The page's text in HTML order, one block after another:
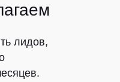
лидов,